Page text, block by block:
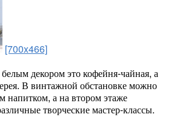
[700x466]
декором это кофейня-чайная, а
В винтажной обстановке можно
напитком, а на втором этаже
творческие мастер-классы.